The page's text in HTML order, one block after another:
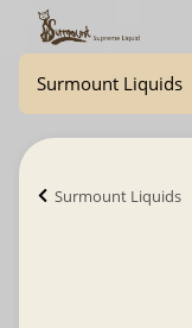
Surmount Liquids
Surmount Liquids